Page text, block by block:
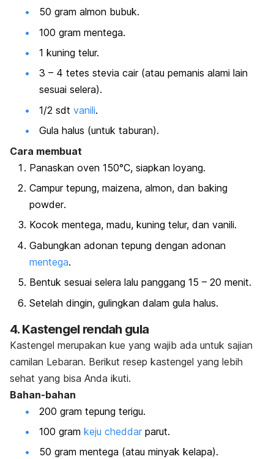
50 gram almon bubuk.
100 gram mentega.
1 kuning telur.
3 – 4 tetes stevia cair (atau pemanis alami lain
sesuai selera).
1/2 sdt vanili.
Gula halus (untuk taburan).
Cara membuat
Panaskan oven 150°C, siapkan loyang.
Campur tepung, maizena, almon, dan baking
powder.
Kocok mentega, madu, kuning telur, dan vanili.
Gabungkan adonan tepung dengan adonan
mentega.
Bentuk sesuai selera lalu panggang 15 – 20 menit.
Setelah dingin, gulingkan dalam gula halus.
4. Kastengel rendah gula
Kastengel merupakan kue yang wajib ada untuk sajian
camilan Lebaran. Berikut resep kastengel yang lebih
sehat yang bisa Anda ikuti.
Bahan-bahan
200 gram tepung terigu.
100 gram keju cheddar parut.
50 gram mentega (atau minyak kelapa).